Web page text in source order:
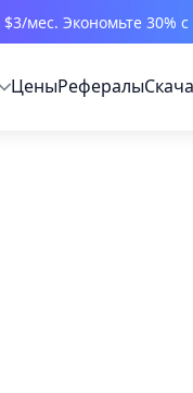
мес. Экономьте 30%
ЦеныРефералы